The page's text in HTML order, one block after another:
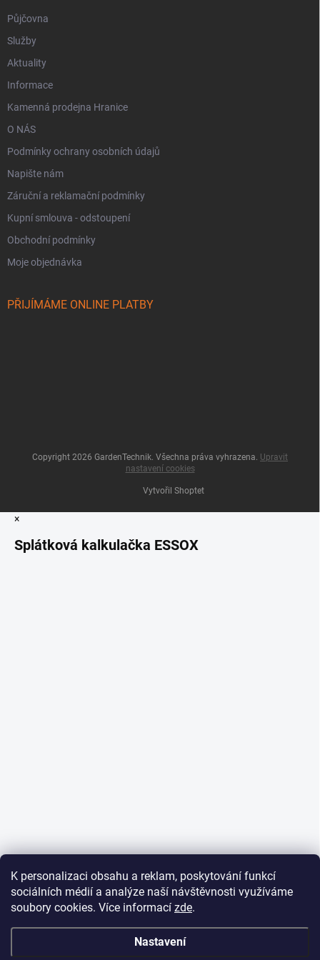
K personalizaci obsahu a reklam, poskytování funkcí
sociálních médií a analýze naší návštěvnosti využíváme
soubory cookies. Více informací zde.
Nastavení
Půjčovna
Služby
Aktuality
Informace
Kamenná prodejna Hranice
O NÁS
Podmínky ochrany osobních údajů
Napište nám
Záruční a reklamační podmínky
Kupní smlouva - odstoupení
Obchodní podmínky
Moje objednávka
PŘIJÍMÁME ONLINE PLATBY
Vytvořil Shoptet
Copyright 2026 GardenTechnik. Všechna práva vyhrazena. Upravit
nastavení cookies
×
Splátková kalkulačka ESSOX